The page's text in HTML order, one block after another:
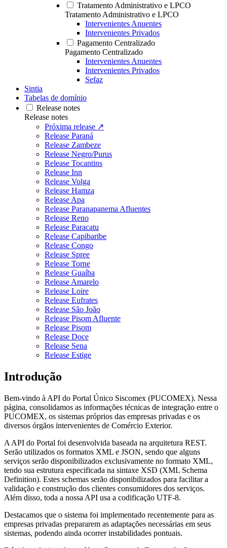
Tratamento Administrativo e LPCO
Tratamento Administrativo e LPCO
Intervenientes Anuentes
Intervenientes Privados
Pagamento Centralizado
Pagamento Centralizado
Intervenientes Anuentes
Intervenientes Privados
Sefaz
Sintia
Tabelas de domínio
Release notes
Release notes
Próxima release ↗
Release Paraná
Release Zambeze
Release Negro/Purus
Release Tocantins
Release Inn
Release Volga
Release Hamza
Release Apa
Release Paranapanema Afluentes
Release Reno
Release Paracatu
Release Capibaribe
Release Congo
Release Spree
Release Torne
Release Guaíba
Release Amarelo
Release Loire
Release Eufrates
Release São João
Release Pisom Afluente
Release Pisom
Release Doce
Release Sena
Release Estige
Introdução
Bem-vindo à API do Portal Único Siscomex (PUCOMEX). Nessa
página, consolidamos as informações técnicas de integração entre o
PUCOMEX, os sistemas próprios das empresas privadas e os
diversos órgãos intervenientes de Comércio Exterior.
A API do Portal foi desenvolvida baseada na arquitetura REST.
Serão utilizados os formatos XML e JSON, sendo que alguns
serviços serão disponibilizados exclusivamente no formato XML,
tendo sua estrutura especificada na sintaxe XSD (XML Schema
Definition). Estes schemas serão disponibilizados para facilitar a
validação e construção dos clientes consumidores dos serviços.
Além disso, toda a nossa API usa a codificação UTF-8.
Destacamos que o sistema foi implementado recentemente para as
empresas privadas prepararem as adaptações necessárias em seus
sistemas, podendo ainda ocorrer instabilidades pontuais.